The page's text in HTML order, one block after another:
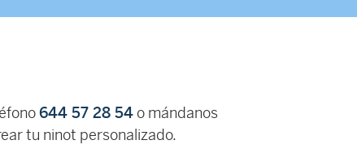
644 57 28 54 o mándanos
tu ninot personalizado.